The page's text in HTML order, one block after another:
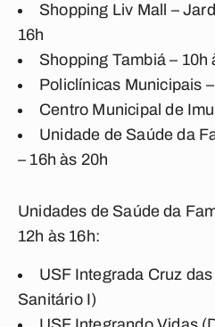
Shopping Liv Mall –
16h
Shopping Tambiá – 10h
Policlínicas Municipais
Centro Municipal de
Unidade de Saúde da
– 16h às 20h
Unidades de Saúde da
12h às 16h:
USF Integrada Cruz
Sanitário I)